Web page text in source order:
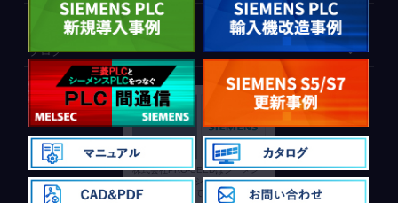
PLC間通信
ブログ
株式会社PRO-SEEDはシーメン
ス社のソリューションパートナー
に公式認定されております。